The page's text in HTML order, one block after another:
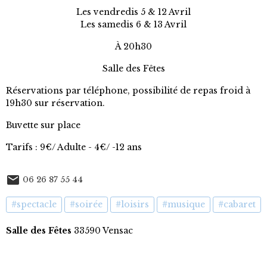
Les vendredis 5 & 12 Avril
Les samedis 6 & 13 Avril
À 20h30
Salle des Fêtes
Réservations par téléphone, possibilité de repas froid à
19h30 sur réservation.
Buvette sur place
Tarifs : 9€/ Adulte - 4€/ -12 ans
06 26 87 55 44
#spectacle #soirée #loisirs #musique #cabaret
Salle des Fêtes 33590 Vensac